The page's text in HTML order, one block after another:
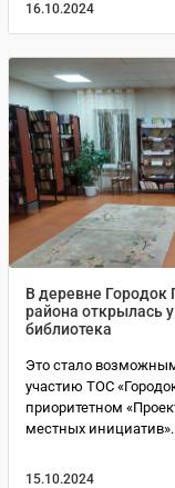
16.10.2024
В деревне Городок
района открылась
библиотека
Это стало
участию ТОС
приоритетном
местных инициатив».
15.10.2024